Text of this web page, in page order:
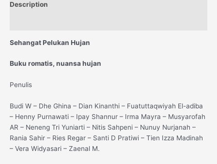
Description
Sehangat Pelukan Hujan
Buku romatis, nuansa hujan
Penulis
Budi W – Dhe Ghina – Dian Kinanthi – Fuatuttaqwiyah El-adiba
– Henny Purnawati – Ipay Shannur – Irma Mayra – Musyarofah
AR – Neneng Tri Yuniarti – Nitis Sahpeni – Nunuy Nurjanah –
Rania Sahir – Ries Regar – Santi D Pratiwi – Tien Izza Madinah
– Vera Widyasari – Zaenal M.